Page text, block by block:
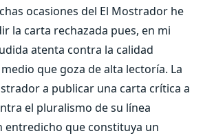
ocasiones del El Mostrador he
la carta rechazada pues, en mi
atenta contra la calidad
que goza de alta lectoría. La
a publicar una carta crítica a
el pluralismo de su línea
entredicho que constituya un